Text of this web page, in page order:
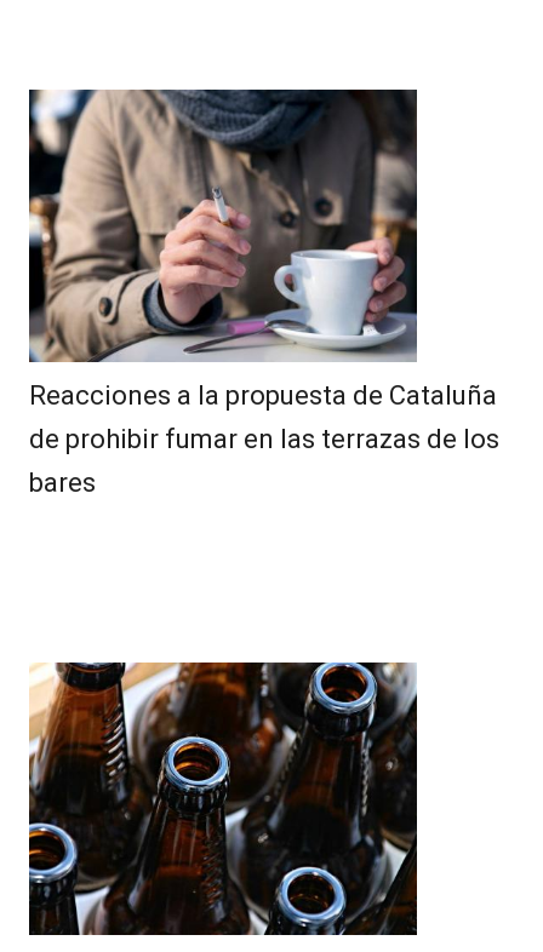
Reacciones a la propuesta de Cataluña
de prohibir fumar en las terrazas de los
bares